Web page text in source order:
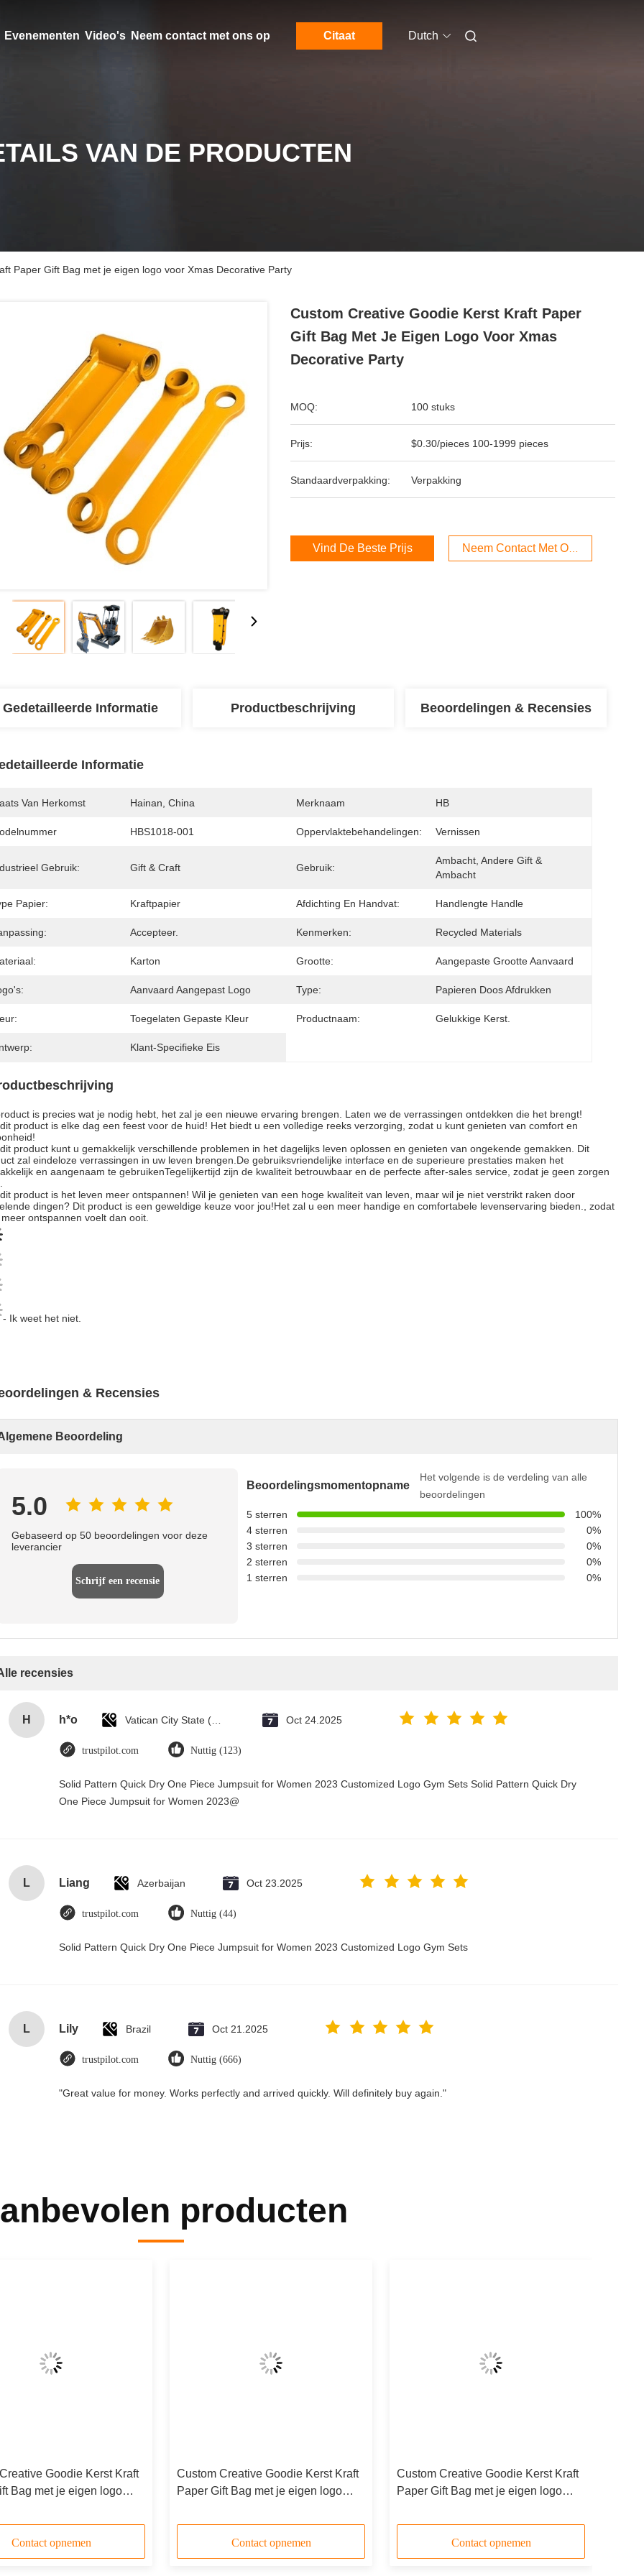
Evenementen Video's Neem contact met ons op Citaat Dutch
VAN DE PRODUCTEN
Paper Gift Bag met je eigen logo voor Xmas Decorative Party
Custom Creative Goodie Kerst Kraft Paper
Gift Bag Met Je Eigen Logo Voor Xmas
Decorative Party
MOQ: 100 stuks
Prijs: $0.30/pieces 100-1999 pieces
Standaardverpakking: Verpakking
Vind De Beste Prijs Neem Contact Met Ons Op
Gedetailleerde Informatie Productbeschrijving Beoordelingen & Recensies
Informatie
Van Herkomst Hainan, China Merknaam HB
HBS1018-001 Oppervlaktebehandelingen: Vernissen
Gebruik: Gift & Craft Gebruik:
Ambacht, Andere Gift &
Ambacht
Papier: Kraftpapier Afdichting En Handvat: Handlengte Handle
Accepteer. Kenmerken: Recycled Materials
Karton Grootte: Aangepaste Grootte Aanvaard
Aanvaard Aangepast Logo Type: Papieren Doos Afdrukken
Toegelaten Gepaste Kleur Productnaam: Gelukkige Kerst.
Klant-Specifieke Eis
is precies wat je nodig hebt, het zal je een nieuwe ervaring brengen. Laten we de verrassingen ontdekken die het brengt!
product is elke dag een feest voor de huid! Het biedt u een volledige reeks verzorging, zodat u kunt genieten van comfort en
product kunt u gemakkelijk verschillende problemen in het dagelijks leven oplossen en genieten van ongekende gemakken. Dit
zal eindeloze verrassingen in uw leven brengen.De gebruiksvriendelijke interface en de superieure prestaties maken het
en aangenaam te gebruikenTegelijkertijd zijn de kwaliteit betrouwbaar en de perfecte after-sales service, zodat je geen zorgen
product is het leven meer ontspannen! Wil je genieten van een hoge kwaliteit van leven, maar wil je niet verstrikt raken door
dingen? Dit product is een geweldige keuze voor jou!Het zal u een meer handige en comfortabele levenservaring bieden., zodat
ontspannen voelt dan ooit.
- Ik weet het niet.
& Recensies
Beoordeling
5.0
Gebaseerd op 50 beoordelingen voor deze
leverancier
Schrijf een recensie
Beoordelingsmomentopname
Het volgende is de verdeling van alle
beoordelingen
5 sterren
100%
4 sterren
0%
3 sterren
0%
2 sterren
0%
1 sterren
0%
recensies
H h*o Oct 24.2025
trustpilot.com Nuttig (123)
Solid Pattern Quick Dry One Piece Jumpsuit for Women 2023 Customized Logo Gym Sets Solid Pattern Quick Dry
One Piece Jumpsuit for Women 2023@
L Liang Azerbaijan Oct 23.2025
trustpilot.com Nuttig (44)
Solid Pattern Quick Dry One Piece Jumpsuit for Women 2023 Customized Logo Gym Sets
L Lily Brazil Oct 21.2025
trustpilot.com Nuttig (666)
"Great value for money. Works perfectly and arrived quickly. Will definitely buy again."
producten
Goodie Kerst Kraft
Bag met je eigen logo
Contact opnemen
Custom Creative Goodie Kerst Kraft
Paper Gift Bag met je eigen logo
Contact opnemen
Custom Creative Goodie Kerst Kraft
Paper Gift Bag met je eigen logo
Contact opnemen